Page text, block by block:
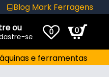
Blog Mark Ferragens
ou
se 0 0
e ferramentas